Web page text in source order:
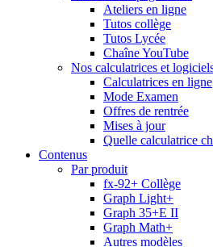
Ateliers en ligne
Tutos collège
Tutos Lycée
Chaîne YouTube
Nos calculatrices et
Calculatrices en ligne
Mode Examen
Offres de rentrée
Mises à jour
Quelle calculatrice
Contenus
Par produit
fx-92+ Collège
Graph Light+
Graph 35+E II
Graph Math+
Autres modèles